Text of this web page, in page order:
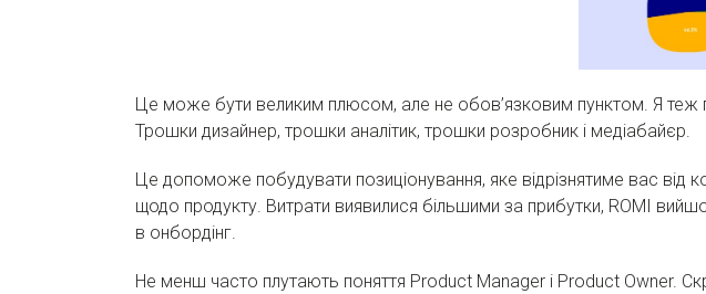
Це може бути великим плюсом, але не обов’язковим пунктом. Я теж
Трошки дизайнер, трошки аналітик, трошки розробник і медіабайєр.
Це допоможе побудувати позиціонування, яке відрізнятиме вас від
щодо продукту. Витрати виявилися більшими за прибутки, ROMI
в онбордінг.
Не менш часто плутають поняття Product Manager і Product Owner.